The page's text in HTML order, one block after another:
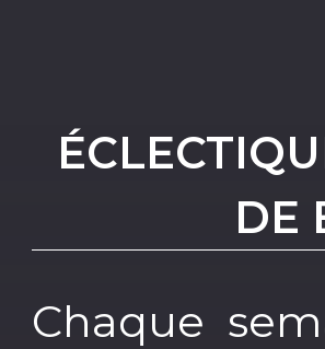
DE
Chaque